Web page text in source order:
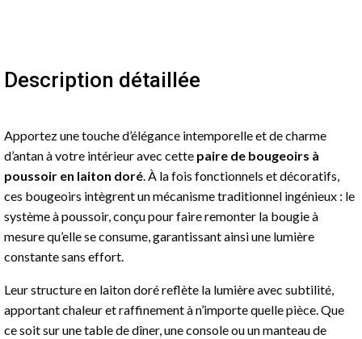
Description détaillée
Apportez une touche d’élégance intemporelle et de charme
d’antan à votre intérieur avec cette paire de bougeoirs à
poussoir en laiton doré. À la fois fonctionnels et décoratifs,
ces bougeoirs intègrent un mécanisme traditionnel ingénieux : le
système à poussoir, conçu pour faire remonter la bougie à
mesure qu’elle se consume, garantissant ainsi une lumière
constante sans effort.
Leur structure en laiton doré reflète la lumière avec subtilité,
apportant chaleur et raffinement à n’importe quelle pièce. Que
ce soit sur une table de dîner, une console ou un manteau de